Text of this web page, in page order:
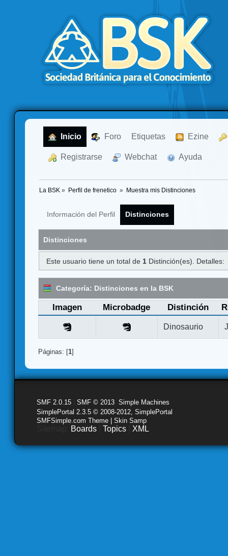
Inicio Foro Etiquetas Ezine
Registrarse Webchat Ayuda
La BSK » Perfil de frenetico » Muestra mis Distinciones
Información del Perfil Distinciones
Distinciones
Este usuario tiene un total de 1 Distinción(es). Detalles:
Categoría: Distinciones en la BSK
Imagen Microbadge Distinción
Dinosaurio
Páginas: [1]
SMF 2.0.15 SMF © 2013 Simple Machines
SimplePortal 2.3.5 © 2008-2012, SimplePortal
SMFSimple.com Theme | Skin Samp
Boards Topics XML